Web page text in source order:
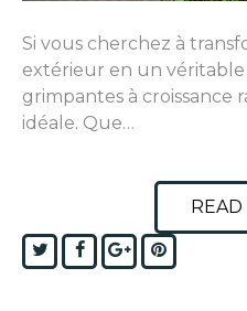
Si vous cherchez à
extérieur en un véritable
grimpantes à croissance
idéale. Que…
TwitterFacebook
Google+Pinterest